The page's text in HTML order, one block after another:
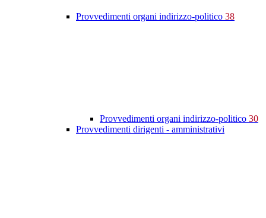
Provvedimenti organi indirizzo-politico 38
Provvedimenti organi indirizzo-politico 30
Provvedimenti dirigenti - amministrativi